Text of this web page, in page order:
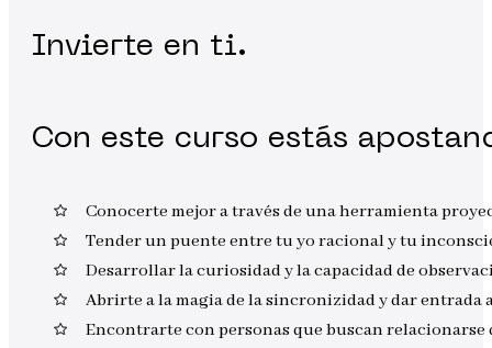
Invierte en ti.
Con este curso estás
Conocerte mejor a través de una herramienta
Tender un puente entre tu yo racional y tu
Desarrollar la curiosidad y la capacidad de
Abrirte a la magia de la sincronizidad y dar entrada
Encontrarte con personas que buscan relacionarse